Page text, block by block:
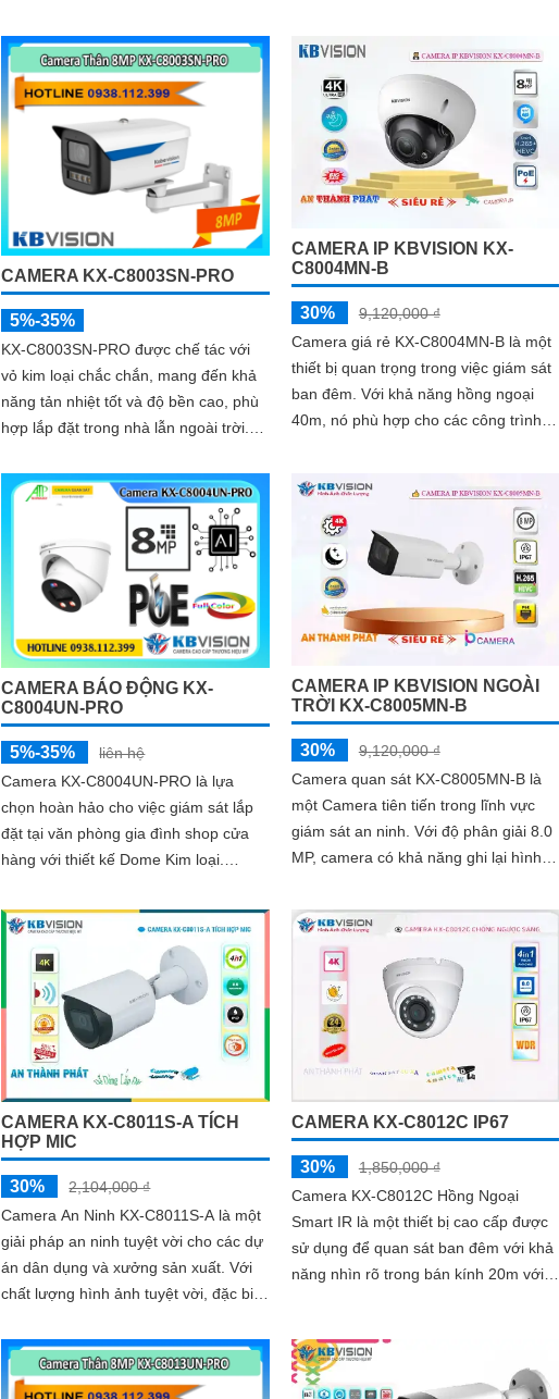
CAMERA KX-C8003SN-PRO
5%-35%
KX-C8003SN-PRO được chế tác với
vỏ kim loại chắc chắn, mang đến khả
năng tản nhiệt tốt và độ bền cao, phù
hợp lắp đặt trong nhà lẫn ngoài trời.
tiết kiệm thời gian và chi phí cho người
dùng
CAMERA IP KBVISION KX-
C8004MN-B
30%
9,120,000 ₫
Camera giá rẻ KX-C8004MN-B là một
thiết bị quan trọng trong việc giám sát
ban đêm. Với khả năng hồng ngoại
40m, nó phù hợp cho các công trình
CAMERA BÁO ĐỘNG KX-
C8004UN-PRO
5%-35%
liên hệ
Camera KX-C8004UN-PRO là lựa
chọn hoàn hảo cho việc giám sát lắp
đặt tại văn phòng gia đình shop cửa
hàng với thiết kế Dome Kim loại.
RJ45 kết nối dễ dàng với camera ghi
hình từ xa
CAMERA IP KBVISION NGOÀI
TRỜI KX-C8005MN-B
30%
9,120,000 ₫
Camera quan sát KX-C8005MN-B là
một Camera tiên tiến trong lĩnh vực
giám sát an ninh. Với độ phân giải 8.0
MP, camera có khả năng ghi lại hình
CAMERA KX-C8011S-A TÍCH
HỢP MIC
30%
2,104,000 ₫
Camera An Ninh KX-C8011S-A là một
giải pháp an ninh tuyệt vời cho các dự
án dân dụng và xưởng sản xuất. Với
chất lượng hình ảnh tuyệt vời, đặc biệt
Ngoại Smart IR có tầm nhìn lên đến
30m
CAMERA KX-C8012C IP67
30%
1,850,000 ₫
Camera KX-C8012C Hồng Ngoại
Smart IR là một thiết bị cao cấp được
sử dụng để quan sát ban đêm với khả
năng nhìn rõ trong bán kính 20m với